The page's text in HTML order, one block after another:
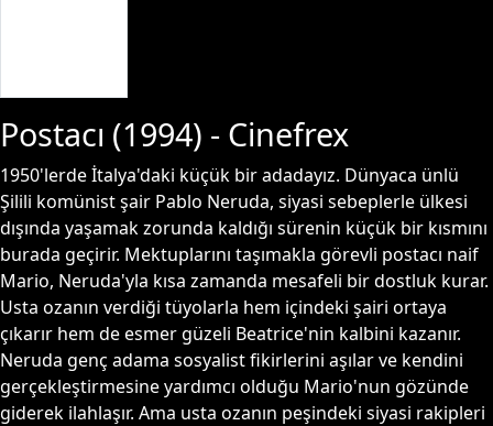
Postacı (1994) - Cinefrex
1950'lerde İtalya'daki küçük bir adadayız. Dünyaca ünlü
Şilili komünist şair Pablo Neruda, siyasi sebeplerle ülkesi
dışında yaşamak zorunda kaldığı sürenin küçük bir kısmını
burada geçirir. Mektuplarını taşımakla görevli postacı naif
Mario, Neruda'yla kısa zamanda mesafeli bir dostluk kurar.
Usta ozanın verdiği tüyolarla hem içindeki şairi ortaya
çıkarır hem de esmer güzeli Beatrice'nin kalbini kazanır.
Neruda genç adama sosyalist fikirlerini aşılar ve kendini
gerçekleştirmesine yardımcı olduğu Mario'nun gözünde
giderek ilahlaşır. Ama usta ozanın peşindeki siyasi rakipleri